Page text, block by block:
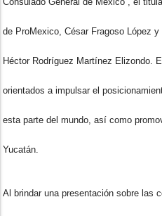
de ProMexico, César Fragoso López
Héctor Rodríguez Martínez Elizondo.
orientados a impulsar el
esta parte del mundo, así como
Yucatán.
Al brindar una presentación sobre las